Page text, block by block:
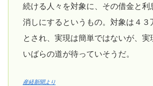
続ける人々を対象に、その借金と利
消しにするというもの。対象は４３
とされ、実現は簡単ではないが、実
いばらの道が待っていそうだ。
産経新聞より